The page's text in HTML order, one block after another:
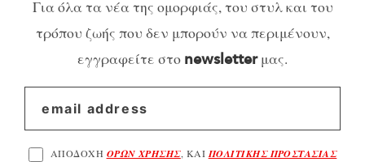
Για όλα τα νέα της ομορφιάς, του στυλ και του
τρόπου ζωής που δεν μπορούν να περιμένουν,
εγγραφείτε στο newsletterμας.
ΑΠΟΔΟΧΗ ΟΡΩΝ ΧΡΗΣΗΣ, ΚΑΙ ΠΟΛΙΤΙΚΗΣ ΠΡΟΣΤΑΣΙΑΣ